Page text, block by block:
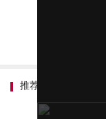
推荐内容